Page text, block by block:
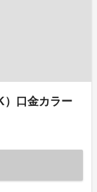
）口金カラー